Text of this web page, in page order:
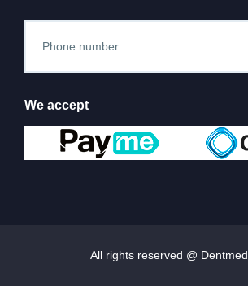
We accept
All rights reserved @ Dentmed